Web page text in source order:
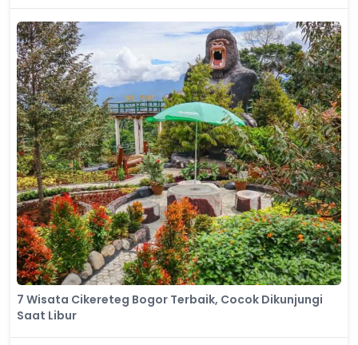
7 Wisata Cikereteg Bogor Terbaik, Cocok Dikunjungi
Saat Libur